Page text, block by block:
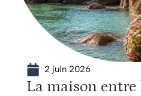
2 juin 2026
La maison entre